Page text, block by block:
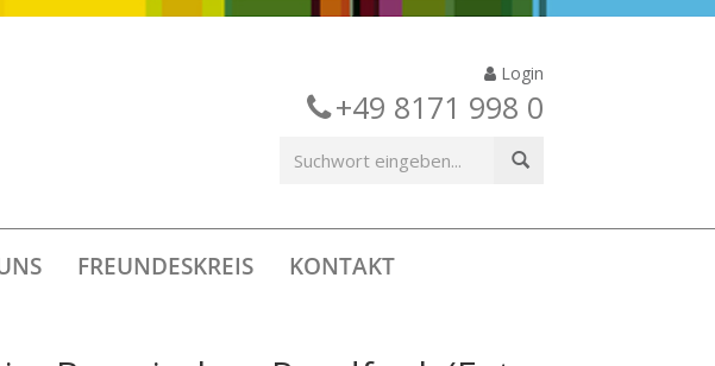
Login
+49 8171 998 0
FREUNDESKREIS KONTAKT